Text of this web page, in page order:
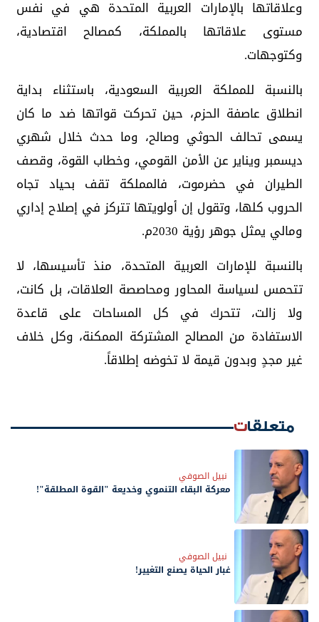
وعلاقاتها بالإمارات العربية المتحدة هي في نفس
مستوى علاقاتها بالمملكة، كمصالح اقتصادية،
وكتوجهات.
بالنسبة للمملكة العربية السعودية، باستثناء بداية
انطلاق عاصفة الحزم، حين تحركت قواتها ضد ما كان
يسمى تحالف الحوثي وصالح، وما حدث خلال شهري
ديسمبر ويناير عن الأمن القومي، وخطاب القوة، وقصف
الطيران في حضرموت، فالمملكة تقف بحياد تجاه
الحروب كلها، وتقول إن أولويتها تتركز في إصلاح إداري
ومالي يمثل جوهر رؤية 2030م.
بالنسبة للإمارات العربية المتحدة، منذ تأسيسها، لا
تتحمس لسياسة المحاور ومحاصصة العلاقات، بل كانت،
ولا زالت، تتحرك في كل المساحات على قاعدة
الاستفادة من المصالح المشتركة الممكنة، وكل خلاف
غير مجدٍ وبدون قيمة لا تخوضه إطلاقاً.
متعلقات
نبيل الصوفي
معركة البقاء التنموي وخديعة "القوة المطلقة"!
نبيل الصوفي
غبار الحياة يصنع التغيير!